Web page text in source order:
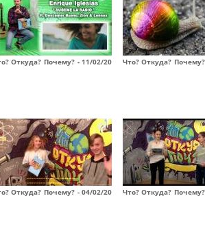
Откуда? Почему? - 11/02/20 Что? Откуда?
Откуда? Почему? - 04/02/20 Что? Откуда?